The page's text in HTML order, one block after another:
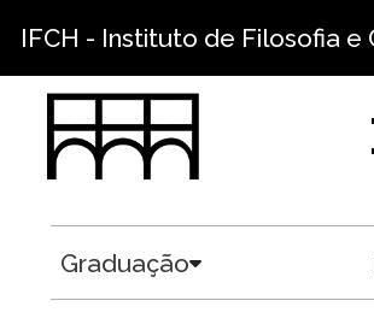
IFCH - Instituto de Filosofia e
Graduação